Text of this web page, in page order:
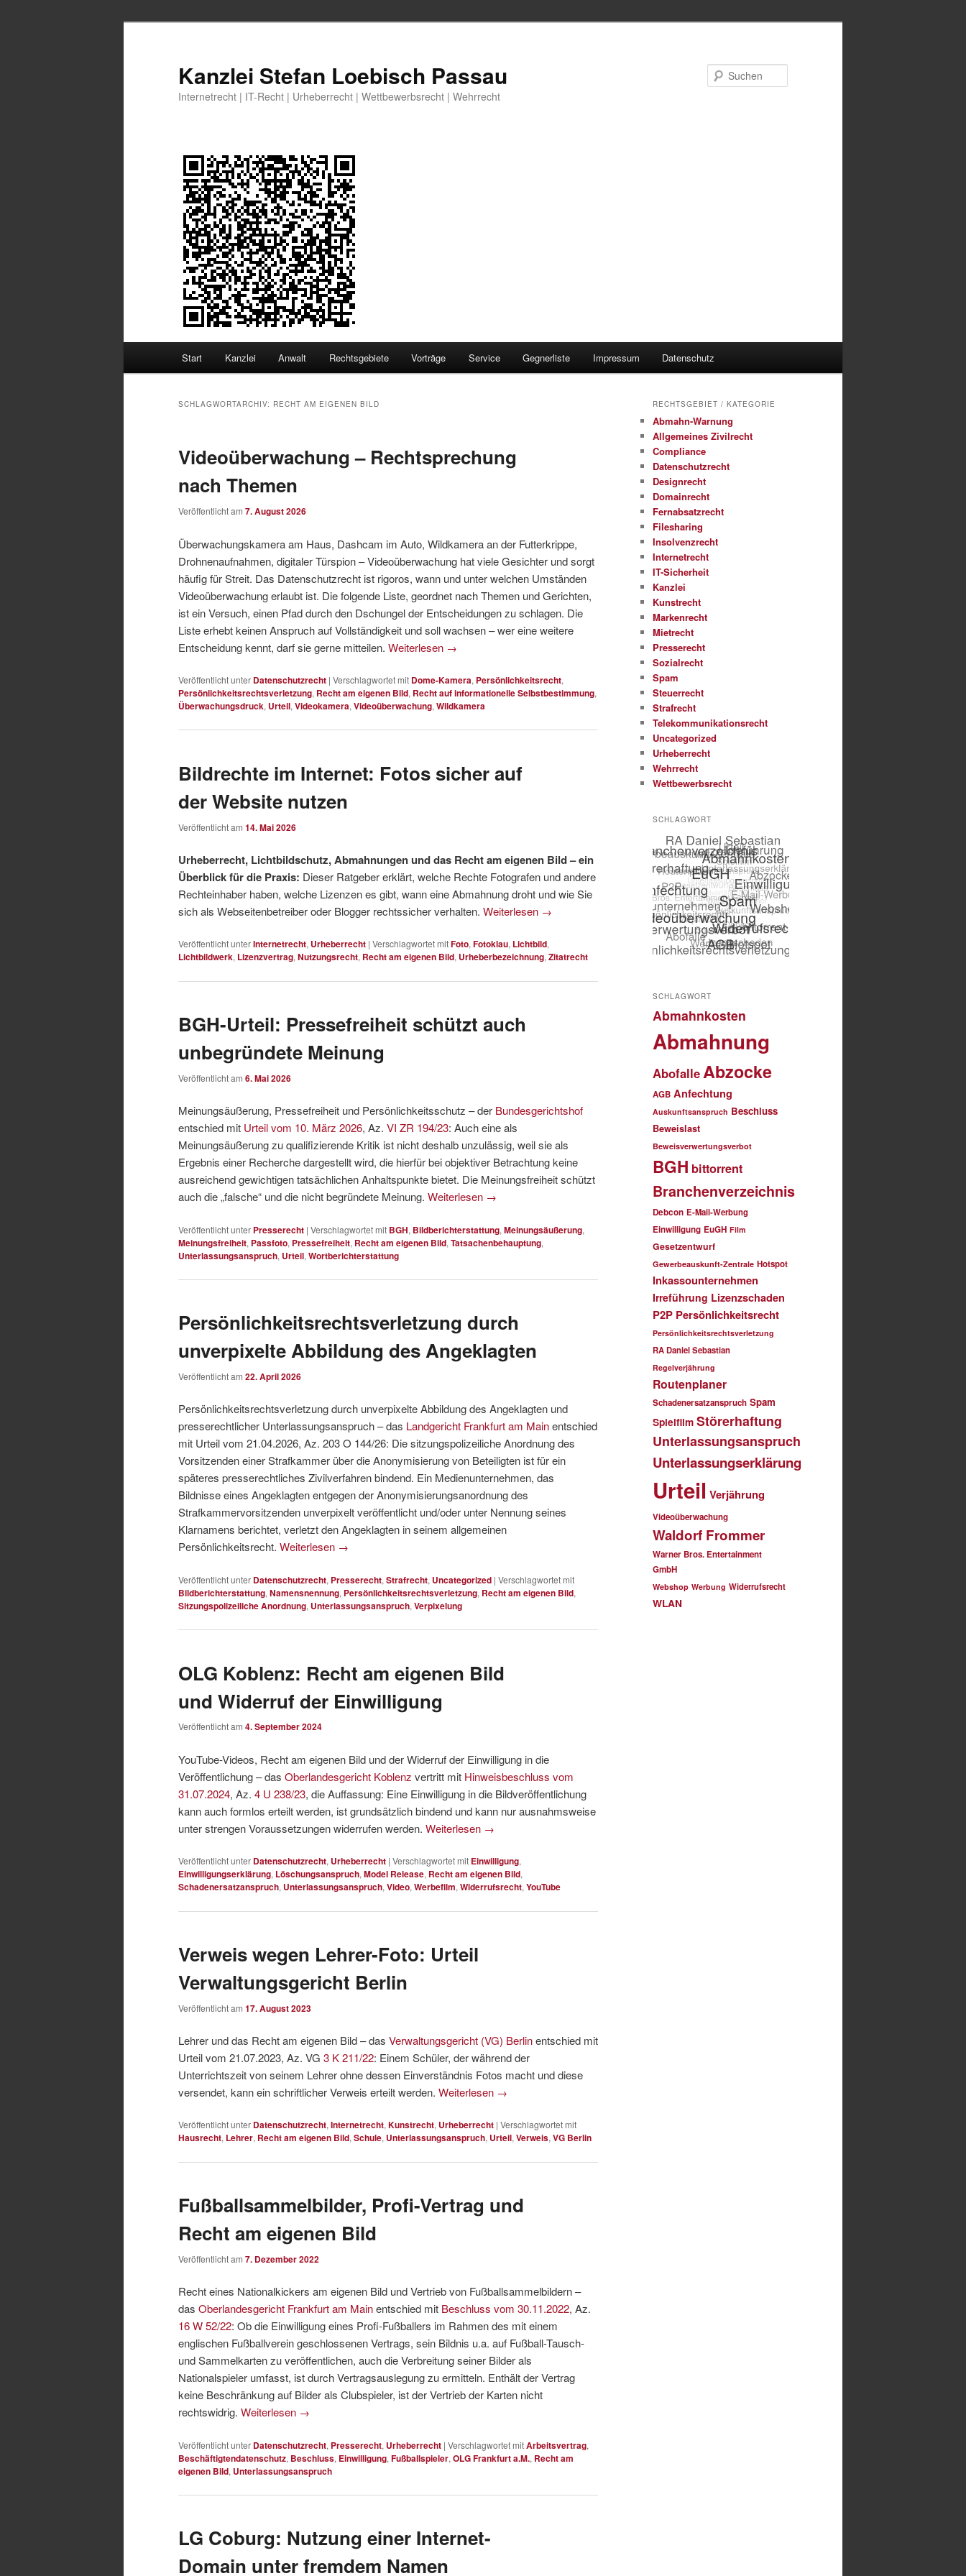
Kanzlei Stefan Loebisch Passau
Internetrecht | IT-Recht | Urheberrecht | Wettbewerbsrecht | Wehrrecht
Start Kanzlei Anwalt Rechtsgebiete Vorträge Service Gegnerliste Impressum Datenschutz
SCHLAGWORTARCHIV: RECHT AM EIGENEN BILD
Videoüberwachung – Rechtsprechung
nach Themen
Veröffentlicht am 7. August 2026
Überwachungskamera am Haus, Dashcam im Auto, Wildkamera an der Futterkrippe,
Drohnenaufnahmen, digitaler Türspion – Videoüberwachung hat viele Gesichter und sorgt
häufig für Streit. Das Datenschutzrecht ist rigoros, wann und unter welchen Umständen
Videoüberwachung erlaubt ist. Die folgende Liste, geordnet nach Themen und Gerichten,
ist ein Versuch, einen Pfad durch den Dschungel der Entscheidungen zu schlagen. Die
Liste erhebt keinen Anspruch auf Vollständigkeit und soll wachsen – wer eine weitere
Entscheidung kennt, darf sie gerne mitteilen. Weiterlesen →
Veröffentlicht unter Datenschutzrecht | Verschlagwortet mit Dome-Kamera, Persönlichkeitsrecht,
Persönlichkeitsrechtsverletzung, Recht am eigenen Bild, Recht auf informationelle Selbstbestimmung,
Überwachungsdruck, Urteil, Videokamera, Videoüberwachung, Wildkamera
Bildrechte im Internet: Fotos sicher auf
der Website nutzen
Veröffentlicht am 14. Mai 2026
Urheberrecht, Lichtbildschutz, Abmahnungen und das Recht am eigenen Bild – ein
Überblick für die Praxis: Dieser Ratgeber erklärt, welche Rechte Fotografen und andere
Rechteinhaber haben, welche Lizenzen es gibt, wann eine Abmahnung droht und wie Sie
sich als Webseitenbetreiber oder Blogger rechtssicher verhalten. Weiterlesen →
Veröffentlicht unterInternetrecht, Urheberrecht | Verschlagwortet mitFoto, Fotoklau, Lichtbild,
Lichtbildwerk, Lizenzvertrag, Nutzungsrecht, Recht am eigenen Bild, Urheberbezeichnung, Zitatrecht
BGH-Urteil: Pressefreiheit schützt auch
unbegründete Meinung
Veröffentlicht am 6. Mai 2026
Meinungsäußerung, Pressefreiheit und Persönlichkeitsschutz – der Bundesgerichtshof
entschied mit Urteil vom 10. März 2026, Az. VI ZR 194/23: Auch eine als
Meinungsäußerung zu qualifizierende Kritik ist nicht deshalb unzulässig, weil sie als
Ergebnis einer Recherche dargestellt wird, die hierfür bei objektiver Betrachtung keine
ausreichend gewichtigen tatsächlichen Anhaltspunkte bietet. Die Meinungsfreiheit schützt
auch die „falsche“ und die nicht begründete Meinung. Weiterlesen →
Veröffentlicht unter Presserecht | Verschlagwortet mit BGH, Bildberichterstattung, Meinungsäußerung,
Meinungsfreiheit, Passfoto, Pressefreiheit, Recht am eigenen Bild, Tatsachenbehauptung,
Unterlassungsanspruch, Urteil, Wortberichterstattung
Persönlichkeitsrechtsverletzung durch
unverpixelte Abbildung des Angeklagten
Veröffentlicht am 22. April 2026
Persönlichkeitsrechtsverletzung durch unverpixelte Abbildung des Angeklagten und
presserechtlicher Unterlassungsanspruch – das Landgericht Frankfurt am Mainentschied
mit Urteil vom 21.04.2026, Az. 203 O 144/26: Die sitzungspolizeiliche Anordnung des
Vorsitzenden einer Strafkammer über die Anonymisierung von Beteiligten ist für ein
späteres presserechtliches Zivilverfahren bindend. Ein Medienunternehmen, das
Bildnisse eines Angeklagten entgegen der Anonymisierungsanordnung des
Strafkammervorsitzenden unverpixelt veröffentlicht und/oder unter Nennung seines
Klarnamens berichtet, verletzt den Angeklagten in seinem allgemeinen
Persönlichkeitsrecht. Weiterlesen →
Veröffentlicht unter Datenschutzrecht, Presserecht, Strafrecht, Uncategorized | Verschlagwortet mit
Bildberichterstattung, Namensnennung, Persönlichkeitsrechtsverletzung, Recht am eigenen Bild,
Sitzungspolizeiliche Anordnung, Unterlassungsanspruch, Verpixelung
OLG Koblenz: Recht am eigenen Bild
und Widerruf der Einwilligung
Veröffentlicht am 4. September 2024
YouTube-Videos, Recht am eigenen Bild und der Widerruf der Einwilligung in die
Veröffentlichung – das Oberlandesgericht Koblenz vertritt mit Hinweisbeschluss vom
31.07.2024, Az. 4 U 238/23, die Auffassung: Eine Einwilligung in die Bildveröffentlichung
kann auch formlos erteilt werden, ist grundsätzlich bindend und kann nur ausnahmsweise
unter strengen Voraussetzungen widerrufen werden. Weiterlesen →
Veröffentlicht unter Datenschutzrecht, Urheberrecht | Verschlagwortet mit Einwilligung,
Einwilligungserklärung, Löschungsanspruch, Model Release, Recht am eigenen Bild,
Schadenersatzanspruch, Unterlassungsanspruch, Video, Werbefilm, Widerrufsrecht, YouTube
Verweis wegen Lehrer-Foto: Urteil
Verwaltungsgericht Berlin
Veröffentlicht am 17. August 2023
Lehrer und das Recht am eigenen Bild – das Verwaltungsgericht (VG) Berlinentschied mit
Urteil vom 21.07.2023, Az. VG 3 K 211/22: Einem Schüler, der während der
Unterrichtszeit von seinem Lehrer ohne dessen Einverständnis Fotos macht und diese
versendet, kann ein schriftlicher Verweis erteilt werden. Weiterlesen →
Veröffentlicht unter Datenschutzrecht,Internetrecht,Kunstrecht, Urheberrecht | Verschlagwortet mit
Hausrecht, Lehrer, Recht am eigenen Bild,Schule, Unterlassungsanspruch, Urteil,Verweis,VG Berlin
Fußballsammelbilder, Profi-Vertrag und
Recht am eigenen Bild
Veröffentlicht am 7. Dezember 2022
Recht eines Nationalkickers am eigenen Bild und Vertrieb von Fußballsammelbildern –
das Oberlandesgericht Frankfurt am Mainentschied mit Beschluss vom 30.11.2022, Az.
16 W 52/22: Ob die Einwilligung eines Profi-Fußballers im Rahmen des mit einem
englischen Fußballverein geschlossenen Vertrags, sein Bildnis u.a. auf Fußball-Tausch-
und Sammelkarten zu veröffentlichen, auch die Verbreitung seiner Bilder als
Nationalspieler umfasst, ist durch Vertragsauslegung zu ermitteln. Enthält der Vertrag
keine Beschränkung auf Bilder als Clubspieler, ist der Vertrieb der Karten nicht
rechtswidrig. Weiterlesen →
Veröffentlicht unter Datenschutzrecht, Presserecht, Urheberrecht | Verschlagwortet mitArbeitsvertrag,
Beschäftigtendatenschutz, Beschluss, Einwilligung, Fußballspieler, OLG Frankfurt a.M., Recht am
eigenen Bild, Unterlassungsanspruch
LG Coburg: Nutzung einer Internet-
Domain unter fremdem Namen
RECHTSGEBIET / KATEGORIE
Abmahn-Warnung
Allgemeines Zivilrecht
Compliance
Datenschutzrecht
Designrecht
Domainrecht
Fernabsatzrecht
Filesharing
Insolvenzrecht
Internetrecht
IT-Sicherheit
Kanzlei
Kunstrecht
Markenrecht
Mietrecht
Presserecht
Sozialrecht
Spam
Steuerrecht
Strafrecht
Telekommunikationsrecht
Uncategorized
Urheberrecht
Wehrrecht
Wettbewerbsrecht
SCHLAGWORT
SCHLAGWORT
Abmahnkosten
Abmahnung
AbofalleAbzocke
AGB Anfechtung
Auskunftsanspruch Beschluss
Beweislast
Beweisverwertungsverbot
BGH bittorrent
Branchenverzeichnis
Debcon E-Mail-Werbung
Einwilligung EuGH Film
Gesetzentwurf
Gewerbeauskunft-Zentrale Hotspot
Inkassounternehmen
Irreführung Lizenzschaden
P2P Persönlichkeitsrecht
Persönlichkeitsrechtsverletzung
RA Daniel Sebastian
Regelverjährung
Routenplaner
Schadenersatzanspruch Spam
Spielfilm Störerhaftung
Unterlassungsanspruch
Unterlassungserklärung
Urteil Verjährung
Videoüberwachung
Waldorf Frommer
Warner Bros. Entertainment
GmbH
Webshop Werbung Widerrufsrecht
WLAN